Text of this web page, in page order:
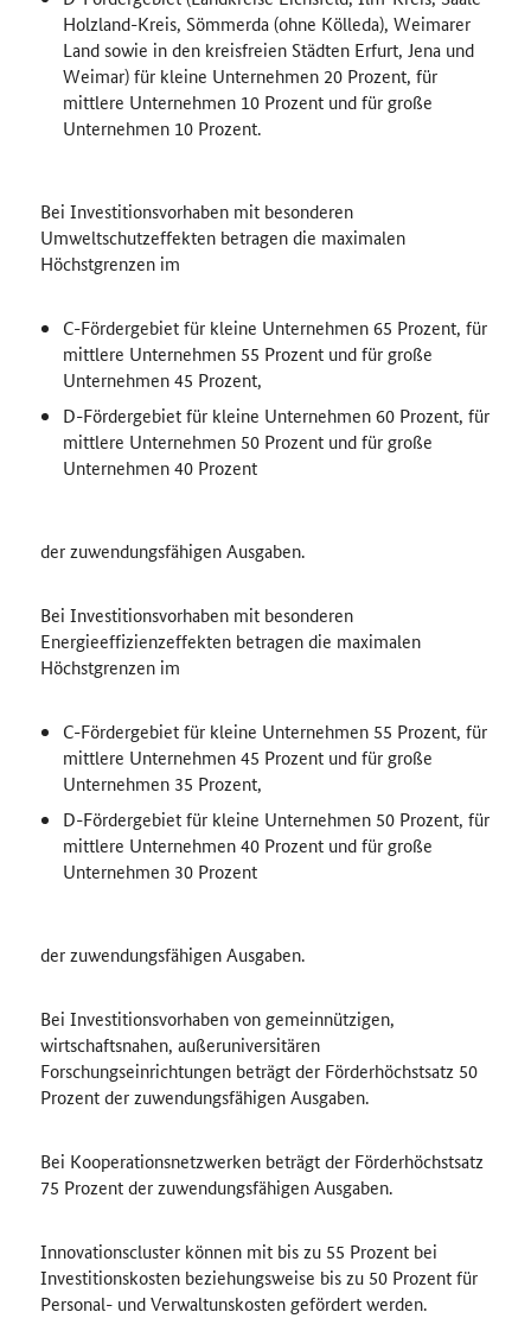
Holzland-Kreis, Sömmerda (ohne Kölleda), Weimarer
Land sowie in den kreisfreien Städten Erfurt, Jena und
Weimar) für kleine Unternehmen 20 Prozent, für
mittlere Unternehmen 10 Prozent und für große
Unternehmen 10 Prozent.
Bei Investitionsvorhaben mit besonderen
Umweltschutzeffekten betragen die maximalen
Höchstgrenzen im
C-Fördergebiet für kleine Unternehmen 65 Prozent, für
mittlere Unternehmen 55 Prozent und für große
Unternehmen 45 Prozent,
D-Fördergebiet für kleine Unternehmen 60 Prozent, für
mittlere Unternehmen 50 Prozent und für große
Unternehmen 40 Prozent
der zuwendungsfähigen Ausgaben.
Bei Investitionsvorhaben mit besonderen
Energieeffizienzeffekten betragen die maximalen
Höchstgrenzen im
C-Fördergebiet für kleine Unternehmen 55 Prozent, für
mittlere Unternehmen 45 Prozent und für große
Unternehmen 35 Prozent,
D-Fördergebiet für kleine Unternehmen 50 Prozent, für
mittlere Unternehmen 40 Prozent und für große
Unternehmen 30 Prozent
der zuwendungsfähigen Ausgaben.
Bei Investitionsvorhaben von gemeinnützigen,
wirtschaftsnahen, außeruniversitären
Forschungseinrichtungen beträgt der Förderhöchstsatz 50
Prozent der zuwendungsfähigen Ausgaben.
Bei Kooperationsnetzwerken beträgt der Förderhöchstsatz
75 Prozent der zuwendungsfähigen Ausgaben.
Innovationscluster können mit bis zu 55 Prozent bei
Investitionskosten beziehungsweise bis zu 50 Prozent für
Personal- und Verwaltunskosten gefördert werden.